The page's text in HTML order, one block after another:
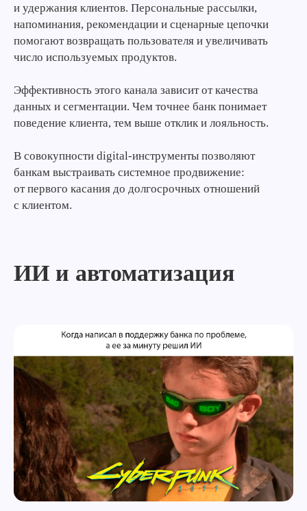
и удержания клиентов. Персональные рассылки,
напоминания, рекомендации и сценарные цепочки
помогают возвращать пользователя и увеличивать
число используемых продуктов.
Эффективность этого канала зависит от качества
данных и сегментации. Чем точнее банк понимает
поведение клиента, тем выше отклик и лояльность.
В совокупности digital-инструменты позволяют
банкам выстраивать системное продвижение:
от первого касания до долгосрочных отношений
с клиентом.
ИИ и автоматизация